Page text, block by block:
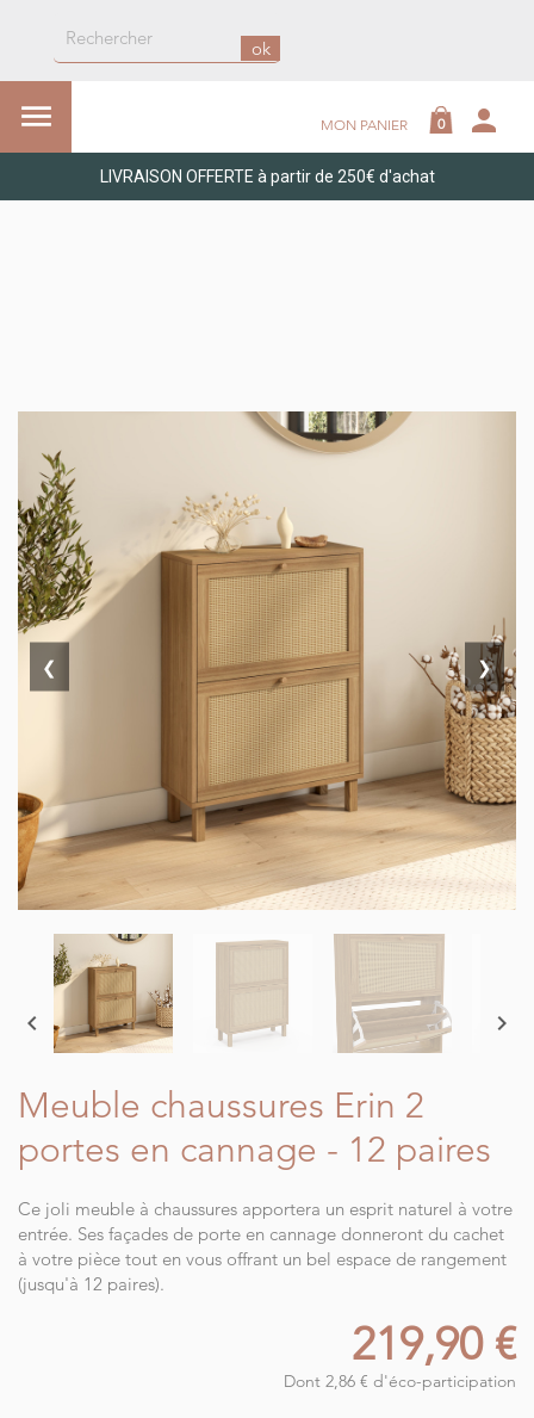
ok
 MON PANIER 0 person
LIVRAISON OFFERTE à partir de 250€ d'achat
❮ ❯
 
Meuble chaussures Erin 2
portes en cannage - 12 paires
Ce joli meuble à chaussures apportera un esprit naturel à votre
entrée. Ses façades de porte en cannage donneront du cachet
à votre pièce tout en vous offrant un bel espace de rangement
(jusqu'à 12 paires).
219,90 €
Dont 2,86 € d'éco-participation